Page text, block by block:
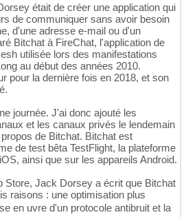
était de créer une application qui
de communiquer sans avoir besoin
d'une adresse e-mail ou d'un
Bitchat à FireChat, l'application de
utilisée lors des manifestations
au début des années 2010.
pour la dernière fois en 2018, et son
journée. J'ai donc ajouté les
et les canaux privés le lendemain
de Bitchat. Bitchat est
de test bêta TestFlight, la plateforme
ainsi que sur les appareils Android.
Store, Jack Dorsey a écrit que Bitchat
raisons : une optimisation plus
en uvre d'un protocole antibruit et la